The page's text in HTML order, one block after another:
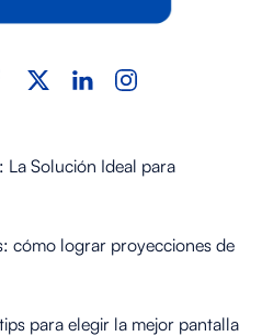
La Solución Ideal para
cómo lograr proyecciones de
para elegir la mejor pantalla